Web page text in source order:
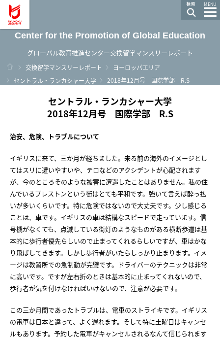
MENU
Center for the Promotion of Global Education
グローバル教育推進センター交換留学マンスリーレポート
ホーム
交換留学マンスリーレポート
ヨーロッパエリア
セントラル・ランカシャー大学
2018年12月号 国際学部 R.S
セントラル・ランカシャー大学
2018年12月号 国際学部 R.S
治安、危険、トラブルについて
イギリスに来て、三か月が経ちました。来る前の海外のイメージとし
てはスリに遭いやすいや、 テロなどのアクシデントが心配されます
が、今のところそのような被害に遭遇したことはありません。私の住
んでいるプレストンという街はとても平和です。強いて言えば酔っ払
いが多いくらいです。特に危険ではないので大丈夫です。少し感じる
ことは、車です。イギリスの車は結構なスピードで走っています。信
号機がなくても、点滅している街灯のようなものがある横断歩道は基
本的に歩行者優先らしいので止まってくれるらしいですが、車はかな
り飛ばしてきます。しかし歩行者がいたらしっかり止まります。イメ
ージは教習所での急制動が完璧です。ドライバーのテクニックは非常
に高いです。ですが左右折のときは基本的に止まってくれないので、
歩行者が気を付けなければいけないので、注意が必要です。
この三か月間であったトラブルは、電車のストライキです。イギリス
の電車は日本と違って、よく遅れます。そして特に土曜日はキャンセ
ルもあります。予約した電車がキャンセルされるなんて信じられます